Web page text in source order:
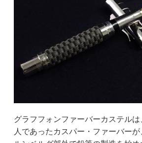
グラフフォンファーバーカステル
人であったカスパー・ファーバー